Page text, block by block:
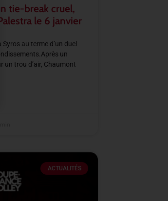
tie-break cruel,
le 6 janvier
Syros au terme d’un duel
un
un trou d’air, Chaumont
ACTUALITÉS